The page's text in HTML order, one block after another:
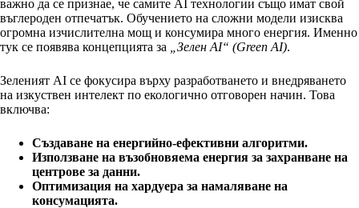
важно да се признае, че самите AI технологии също имат свой
въглероден отпечатък. Обучението на сложни модели изисква
огромна изчислителна мощ и консумира много енергия. Именно
тук се появява концепцията за
„Зелен AI“ (Green AI).
Зеленият AI се фокусира върху разработването и внедряването
на изкуствен интелект по екологично отговорен начин. Това
включва:
Създаване на енергийно-ефективни алгоритми.
Използване на възобновяема енергия за захранване на
центрове за данни.
Оптимизация на хардуера за намаляване на
консумацията.